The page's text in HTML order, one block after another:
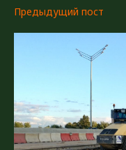
Предыдущий пост